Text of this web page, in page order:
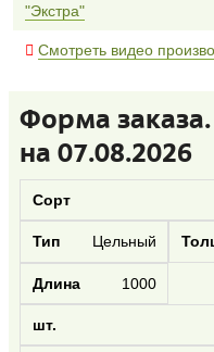
"Экстра"
Смотреть видео
Форма
на 07.08.2026
Цельный
1000